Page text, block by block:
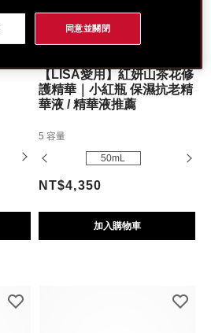
【LISA愛用】紅妍山茶花修
護精華｜小紅瓶 保濕抗老精
華液 / 精華液推薦
5 容量
50mL
NT$4,350
加入購物車
同意並關閉